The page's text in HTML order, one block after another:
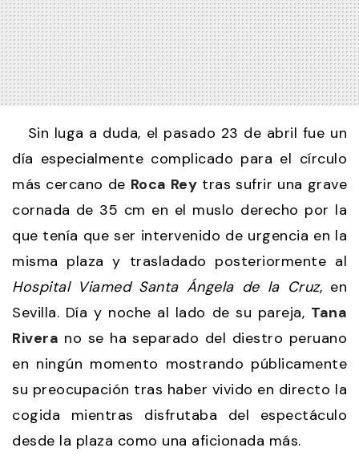
Sin luga a duda, el pasado 23 de abril fue un
día especialmente complicado para el círculo
más cercano de Roca Rey tras sufrir una grave
cornada de 35 cm en el muslo derecho por la
que tenía que ser intervenido de urgencia en la
misma plaza y trasladado posteriormente al
Hospital Viamed Santa Ángela de la Cruz, en
Sevilla. Día y noche al lado de su pareja, Tana
Rivera no se ha separado del diestro peruano
en ningún momento mostrando públicamente
su preocupación tras haber vivido en directo la
cogida mientras disfrutaba del espectáculo
desde la plaza como una aficionada más.